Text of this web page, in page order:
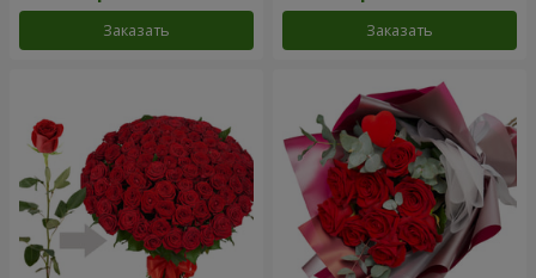
Заказать Заказать